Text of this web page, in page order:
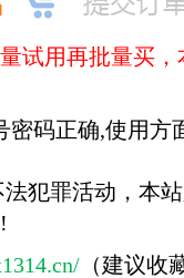
试用再批量买
码正确,使用
犯罪活动，本
（建议收